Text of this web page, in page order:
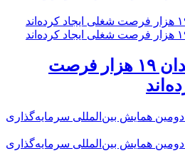
تعاونی‌های همدان ۱۹ هزار فرصت